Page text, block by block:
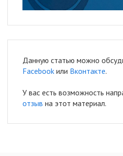
Данную статью можно
Facebook или Вконтакте.
У вас есть возможность
отзыв на этот материал.